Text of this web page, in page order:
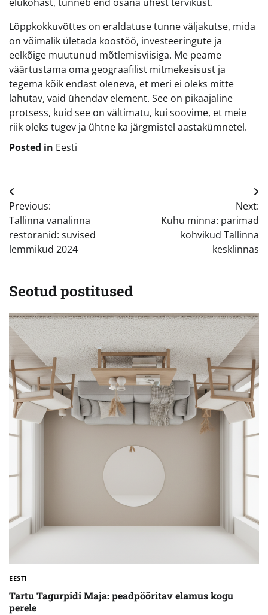
Lõppkokkuvõttes on eraldatuse tunne väljakutse, mida
on võimalik ületada koostöö, investeeringute ja
eelkõige muutunud mõtlemisviisiga. Me peame
väärtustama oma geograafilist mitmekesisust ja
tegema kõik endast oleneva, et meri ei oleks mitte
lahutav, vaid ühendav element. See on pikaajaline
protsess, kuid see on vältimatu, kui soovime, et meie
riik oleks tugev ja ühtne ka järgmistel aastakümnetel.
Posted in Eesti
Navigeerimine
Previous:
Tallinna vanalinna
restoranid: suvised
lemmikud 2024
Next:
Kuhu minna: parimad
kohvikud Tallinna
kesklinnas
Seotud postitused
EESTI
Tartu Tagurpidi Maja: peadpööritav elamus kogu
perele